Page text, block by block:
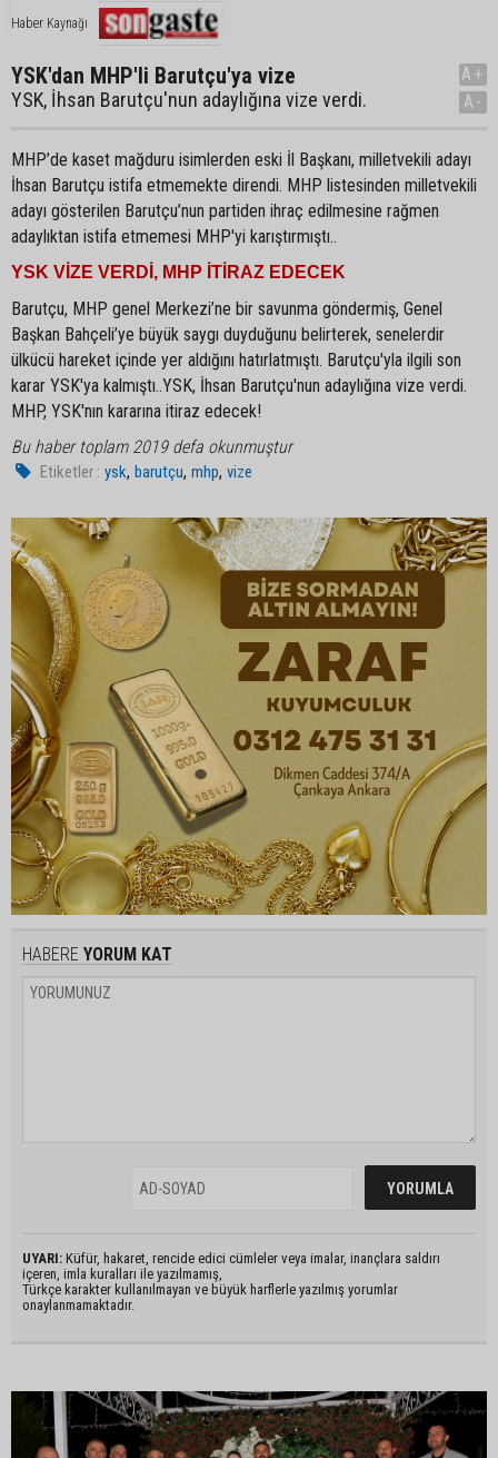
Haber Kaynağı
YSK'dan MHP'li Barutçu'ya vize
YSK, İhsan Barutçu'nun adaylığına vize verdi.
A+
A-
MHP’de kaset mağduru isimlerden eski İl Başkanı, milletvekili adayı
İhsan Barutçu istifa etmemekte direndi. MHP listesinden milletvekili
adayı gösterilen Barutçu’nun partiden ihraç edilmesine rağmen
adaylıktan istifa etmemesi MHP'yi karıştırmıştı..
YSK VİZE VERDİ, MHP İTİRAZ EDECEK
Barutçu, MHP genel Merkezi’ne bir savunma göndermiş, Genel
Başkan Bahçeli’ye büyük saygı duyduğunu belirterek, senelerdir
ülkücü hareket içinde yer aldığını hatırlatmıştı. Barutçu'yla ilgili son
karar YSK'ya kalmıştı..YSK, İhsan Barutçu'nun adaylığına vize verdi.
MHP, YSK'nın kararına itiraz edecek!
Bu haber toplam 2019 defa okunmuştur
Etiketler : ysk,barutçu,mhp,vize
HABERE YORUM KAT
UYARI: Küfür, hakaret, rencide edici cümleler veya imalar, inançlara saldırı
içeren, imla kuralları ile yazılmamış,
Türkçe karakter kullanılmayan ve büyük harflerle yazılmış yorumlar
onaylanmamaktadır.